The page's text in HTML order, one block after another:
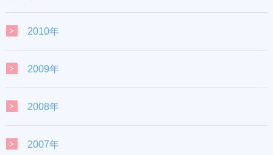
2010年
2009年
2008年
2007年